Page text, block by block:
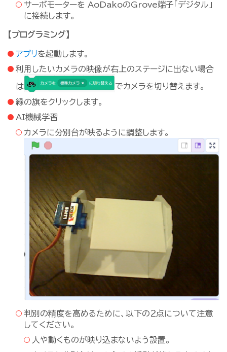
サーボモーターを AoDakoのGrove端子「デジタル」
に接続します。
【プログラミング】
アプリを起動します。
利用したいカメラの映像が右上のステージに出ない場合
は
でカメラを切り替えます。
緑の旗をクリックします。
AI機械学習
カメラに分別台が映るように調整します。
判別の精度を高めるために、以下の２点について注意
してください。
人や動くものが映り込まないよう設置。